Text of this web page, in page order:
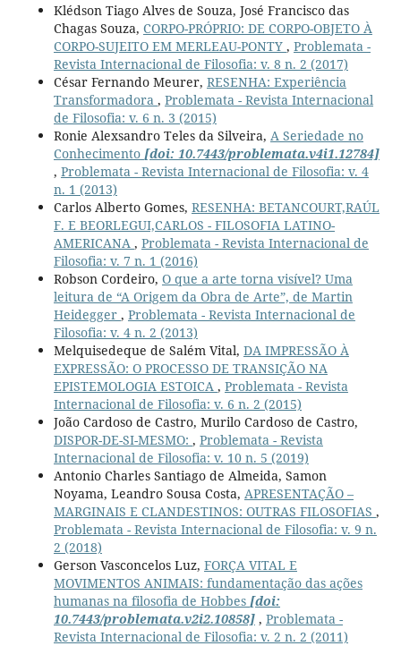
Klédson Tiago Alves de Souza, José Francisco das
Chagas Souza, CORPO-PRÓPRIO: DE CORPO-OBJETO À
CORPO-SUJEITO EM MERLEAU-PONTY , Problemata -
Revista Internacional de Filosofia: v. 8 n. 2 (2017)
César Fernando Meurer, RESENHA: Experiência
Transformadora , Problemata - Revista Internacional
de Filosofia: v. 6 n. 3 (2015)
Ronie Alexsandro Teles da Silveira, A Seriedade no
Conhecimento [doi: 10.7443/problemata.v4i1.12784]
, Problemata - Revista Internacional de Filosofia: v. 4
n. 1 (2013)
Carlos Alberto Gomes, RESENHA: BETANCOURT,RAÚL
F. E BEORLEGUI,CARLOS - FILOSOFIA LATINO-
AMERICANA , Problemata - Revista Internacional de
Filosofia: v. 7 n. 1 (2016)
Robson Cordeiro, O que a arte torna visível? Uma
leitura de “A Origem da Obra de Arte”, de Martin
Heidegger , Problemata - Revista Internacional de
Filosofia: v. 4 n. 2 (2013)
Melquisedeque de Salém Vital, DA IMPRESSÃO À
EXPRESSÃO: O PROCESSO DE TRANSIÇÃO NA
EPISTEMOLOGIA ESTOICA , Problemata - Revista
Internacional de Filosofia: v. 6 n. 2 (2015)
João Cardoso de Castro, Murilo Cardoso de Castro,
DISPOR-DE-SI-MESMO: , Problemata - Revista
Internacional de Filosofia: v. 10 n. 5 (2019)
Antonio Charles Santiago de Almeida, Samon
Noyama, Leandro Sousa Costa, APRESENTAÇÃO –
MARGINAIS E CLANDESTINOS: OUTRAS FILOSOFIAS ,
Problemata - Revista Internacional de Filosofia: v. 9 n.
2 (2018)
Gerson Vasconcelos Luz, FORÇA VITAL E
MOVIMENTOS ANIMAIS: fundamentação das ações
humanas na filosofia de Hobbes [doi:
10.7443/problemata.v2i2.10858], Problemata -
Revista Internacional de Filosofia: v. 2 n. 2 (2011)